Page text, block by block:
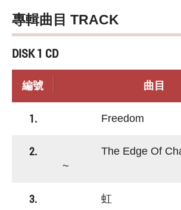
專輯曲目 TRACK
DISK 1 CD
編號 曲目
1. Freedom
2.
The Edge Of
~
3. 虹